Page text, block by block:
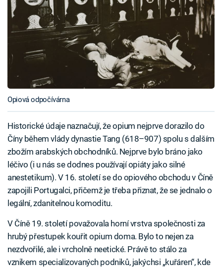
Opiová odpočívárna
Historické údaje naznačují, že opium nejprve dorazilo do
Číny během vlády dynastie Tang (618–907) spolu s dalším
zbožím arabských obchodníků. Nejprve bylo bráno jako
léčivo (i u nás se dodnes používají opiáty jako silné
anestetikum). V 16. století se do opiového obchodu v Číně
zapojili Portugalci, přičemž je třeba přiznat, že se jednalo o
legální, zdanitelnou komoditu.
V Číně 19. století považovala horní vrstva společnosti za
hrubý přestupek kouřit opium doma. Bylo to nejen za
nezdvořilé, ale i vrcholně neetické. Právě to stálo za
vznikem specializovaných podniků, jakýchsi „kuřáren“, kde